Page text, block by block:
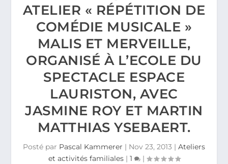
ATELIER « RÉPÉTITION DE
COMÉDIE MUSICALE »
MALIS ET MERVEILLE,
ORGANISÉ À L’ECOLE DU
SPECTACLE ESPACE
LAURISTON, AVEC
JASMINE ROY ET MARTIN
MATTHIAS YSEBAERT.
Posté par Pascal Kammerer | Nov 23, 2013 | Ateliers
et activités familiales| 1 |